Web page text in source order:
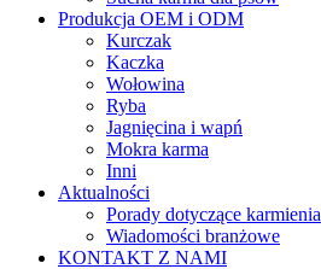
Produkcja OEM i ODM
Kurczak
Kaczka
Wołowina
Ryba
Jagnięcina i wapń
Mokra karma
Inni
Aktualności
Porady dotyczące karmienia
Wiadomości branżowe
KONTAKT Z NAMI